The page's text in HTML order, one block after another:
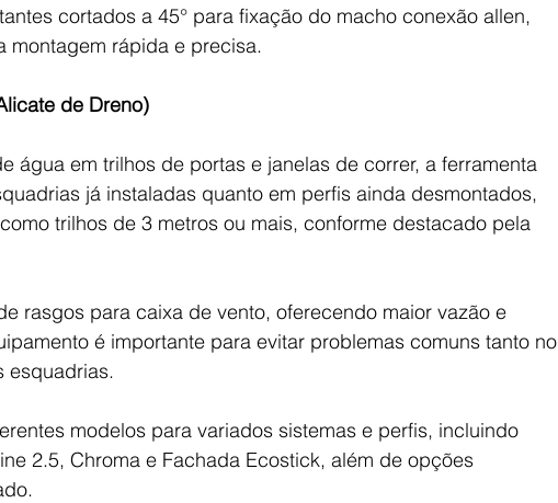
cortados a 45° para fixação do macho conexão allen,
montagem rápida e precisa.
de Dreno)
água em trilhos de portas e janelas de correr, a ferramenta
já instaladas quanto em perfis ainda desmontados,
trilhos de 3 metros ou mais, conforme destacado pela
rasgos para caixa de vento, oferecendo maior vazão e
é importante para evitar problemas comuns tanto no
esquadrias.
modelos para variados sistemas e perfis, incluindo
2.5, Chroma e Fachada Ecostick, além de opções